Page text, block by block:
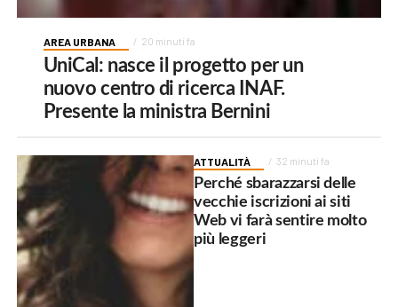
AREA URBANA 20 minuti fa
UniCal: nasce il progetto per un
nuovo centro di ricerca INAF.
Presente la ministra Bernini
ATTUALITÀ 32 minuti fa
Perché sbarazzarsi delle
vecchie iscrizioni ai siti
Web vi farà sentire molto
più leggeri